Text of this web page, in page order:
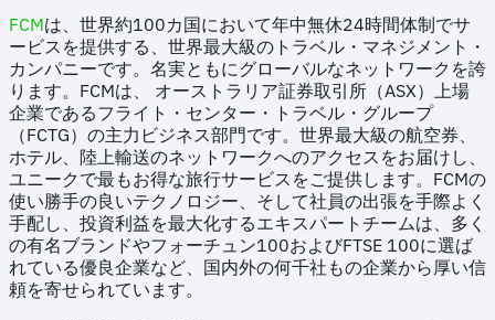
FCMは、世界約100カ国において年中無休24時間体制でサ
ービスを提供する、世界最大級のトラベル・マネジメント・
カンパニーです。名実ともにグローバルなネットワークを誇
ります。FCMは、 オーストラリア証券取引所（ASX）上場
企業であるフライト・センター・トラベル・グループ
（FCTG）の主力ビジネス部門です。世界最大級の航空券、
ホテル、陸上輸送のネットワークへのアクセスをお届けし、
ユニークで最もお得な旅行サービスをご提供します。FCMの
使い勝手の良いテクノロジー、そして社員の出張を手際よく
手配し、投資利益を最大化するエキスパートチームは、多く
の有名ブランドやフォーチュン100およびFTSE 100に選ば
れている優良企業など、国内外の何千社もの企業から厚い信
頼を寄せられています。